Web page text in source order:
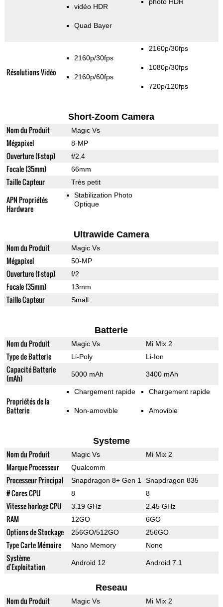
vidéo HDR
Quad Bayer
Résolutions Vidéo
2160p/30fps
2160p/60fps
2160p/30fps
1080p/30fps
720p/120fps
Short-Zoom Camera
Nom du Produit Magic Vs
Mégapixel 8-MP
Ouverture (f-stop) f/2.4
Focale (35mm) 66mm
Taille Capteur Très petit
APN Propriétés
Hardware
Stabilization Photo
Optique
Ultrawide Camera
Nom du Produit Magic Vs
Mégapixel 50-MP
Ouverture (f-stop) f/2
Focale (35mm) 13mm
Taille Capteur Small
Batterie
Nom du Produit Magic Vs Mi Mix 2
Type de Batterie Li-Poly Li-Ion
Capacité Batterie
(mAh)
5000 mAh 3400 mAh
Propriétés de la
Batterie
Chargement rapide
Non-amovible
Chargement rapide
Amovible
Systeme
Nom du Produit Magic Vs Mi Mix 2
Marque Processeur Qualcomm
Processeur Principal Snapdragon 8+ Gen 1 Snapdragon 835
# Cores CPU 8 8
Vitesse horloge CPU 3.19 GHz 2.45 GHz
RAM 12GO 6GO
Options de Stockage 256GO/512GO 256GO
Type Carte Mémoire Nano Memory None
Système
d'Exploitation
Android 12 Android 7.1
Reseau
Nom du Produit Magic Vs Mi Mix 2